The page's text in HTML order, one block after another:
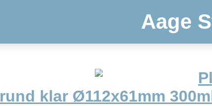
Aage
rund klar Ø112x61mm